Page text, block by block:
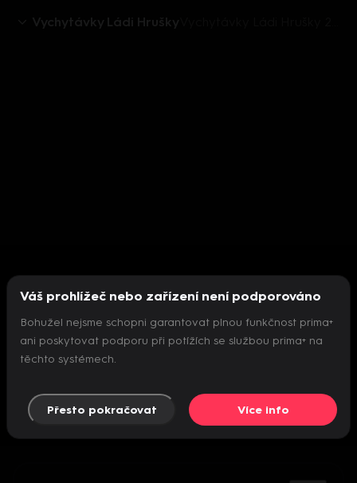
Vychytávky Ládi Hrušky
Nepodařilo se inicializovat přehrávač
Váš prohlížeč nebo zařízení není podporováno
Bohužel nejsme schopni garantovat plnou funkčnost prima+
ani poskytovat podporu při potížích se službou prima+ na
těchto systémech.
Přesto pokračovat Více info